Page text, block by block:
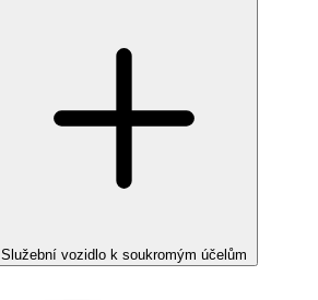
Služební vozidlo k soukromým účelům